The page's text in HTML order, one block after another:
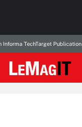
Informa TechTarget Publication